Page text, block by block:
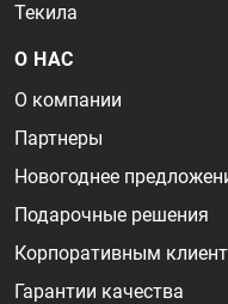
Текила
О НАС
О компании
Партнеры
Новогоднее
Подарочные решения
Корпоративным
Гарантии качества